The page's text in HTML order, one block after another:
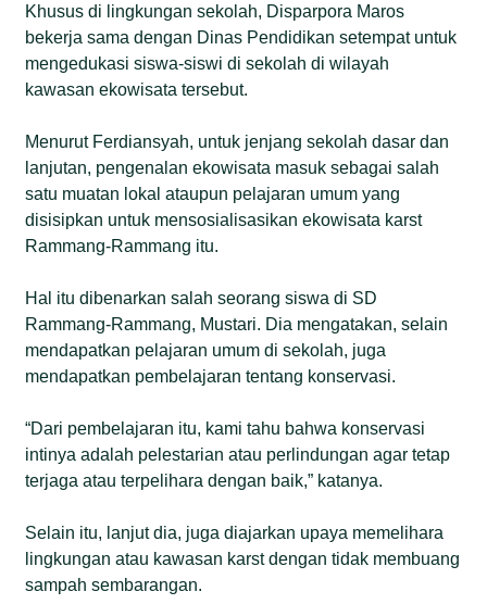
Khusus di lingkungan sekolah, Disparpora Maros
bekerja sama dengan Dinas Pendidikan setempat untuk
mengedukasi siswa-siswi di sekolah di wilayah
kawasan ekowisata tersebut.
Menurut Ferdiansyah, untuk jenjang sekolah dasar dan
lanjutan, pengenalan ekowisata masuk sebagai salah
satu muatan lokal ataupun pelajaran umum yang
disisipkan untuk mensosialisasikan ekowisata karst
Rammang-Rammang itu.
Hal itu dibenarkan salah seorang siswa di SD
Rammang-Rammang, Mustari. Dia mengatakan, selain
mendapatkan pelajaran umum di sekolah, juga
mendapatkan pembelajaran tentang konservasi.
“Dari pembelajaran itu, kami tahu bahwa konservasi
intinya adalah pelestarian atau perlindungan agar tetap
terjaga atau terpelihara dengan baik,” katanya.
Selain itu, lanjut dia, juga diajarkan upaya memelihara
lingkungan atau kawasan karst dengan tidak membuang
sampah sembarangan.